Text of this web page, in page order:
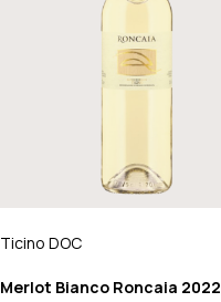
Ticino DOC
Merlot Bianco Roncaia 2022